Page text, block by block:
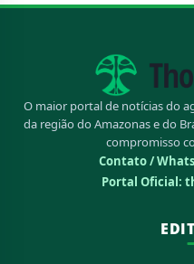
O maior portal de notícias do
da região do Amazonas e do
compromisso
Contato /
Portal Oficial: